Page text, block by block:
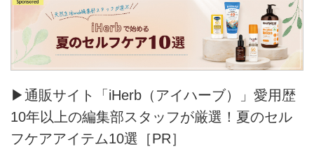
▶通販サイト「iHerb（アイハーブ）」愛用歴
10年以上の編集部スタッフが厳選！夏のセル
フケアアイテム10選［PR］